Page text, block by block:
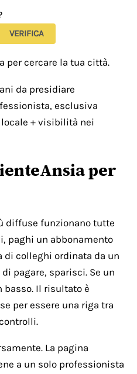
VERIFICA
per cercare la tua città.
da presidiare
esclusiva
+ visibilità nei
per
diffuse funzionano tutte
paghi un abbonamento
colleghi ordinata da un
pagare, sparisci. Se un
basso. Il risultato è
per essere una riga tra
La pagina
a un solo professionista